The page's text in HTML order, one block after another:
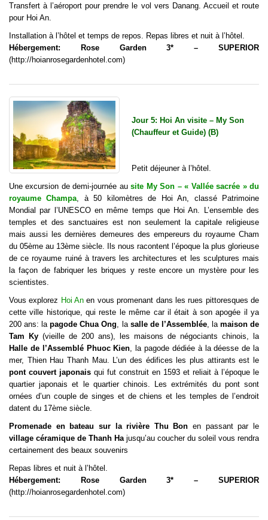
Transfert à l’aéroport pour prendre le vol vers Danang. Accueil et route
pour Hoi An.
Installation à l’hôtel et temps de repos. Repas libres et nuit à l’hôtel.
Hébergement: Rose Garden 3* – SUPERIOR
(http://hoianrosegardenhotel.com)
Jour 5: Hoi An visite – My Son
(Chauffeur et Guide) (B)
Petit déjeuner à l’hôtel.
Une excursion de demi-journée ausite My Son – « Vallée sacrée » du
royaume Champa , à 50 kilomètres de Hoi An, classé Patrimoine
Mondial par l’UNESCO en même temps que Hoi An. L’ensemble des
temples et des sanctuaires est non seulement la capitale religieuse
mais aussi les dernières demeures des empereurs du royaume Cham
du 05ème au 13ème siècle. Ils nous racontent l’époque la plus glorieuse
de ce royaume ruiné à travers les architectures et les sculptures mais
la façon de fabriquer les briques y reste encore un mystère pour les
scientistes.
Vous explorez Hoi An en vous promenant dans les rues pittoresques de
cette ville historique, qui reste le même car il était à son apogée il ya
200 ans: lapagode Chua Ong , la salle de l’Assemblée, la maison de
Tam Ky (vieille de 200 ans), les maisons de négociants chinois, la
Halle de l’Assemblé Phuoc Kien , la pagode dédiée à la déesse de la
mer, Thien Hau Thanh Mau. L’un des édifices les plus attirants est le
pont couvert japonais qui fut construit en 1593 et reliait à l’époque le
quartier japonais et le quartier chinois. Les extrémités du pont sont
ornées d’un couple de singes et de chiens et les temples de l’endroit
datent du 17ème siècle.
Promenade en bateau sur la rivière Thu Bon en passant par le
village céramique de Thanh Ha jusqu’au coucher du soleil vous rendra
certainement des beaux souvenirs
Repas libres et nuit à l’hôtel.
Hébergement: Rose Garden 3* – SUPERIOR
(http://hoianrosegardenhotel.com)